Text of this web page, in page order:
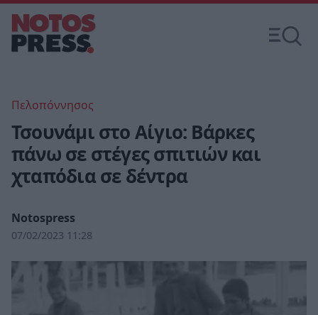
Πελοπόννησος
Τσουνάμι στο Αίγιο: Βάρκες
πάνω σε στέγες σπιτιών και
χταπόδια σε δέντρα
Notospress
07/02/2023 11:28